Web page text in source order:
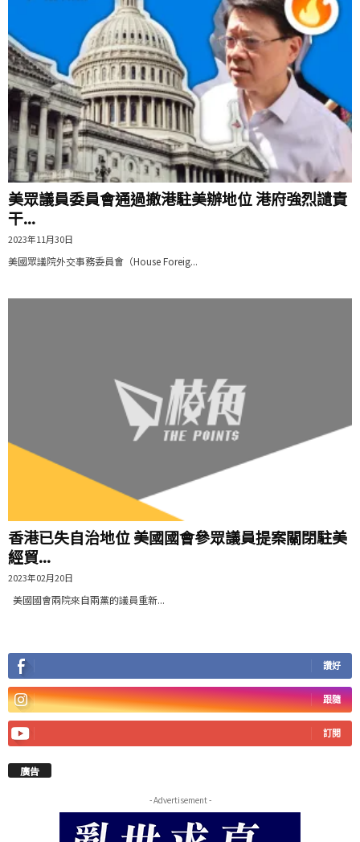
美眾議員委員會通過撤港駐美辦地位 港府強烈讉責
干...
2023年11月30日
美國眾議院外交事務委員會（House Foreig...
香港已失自治地位 美國國會參眾議員提案關閉駐美
經貿...
2023年02月20日
美國國會兩院來自兩黨的議員重新...
讚好
跟隨
訂閱
廣告
- Advertisement -